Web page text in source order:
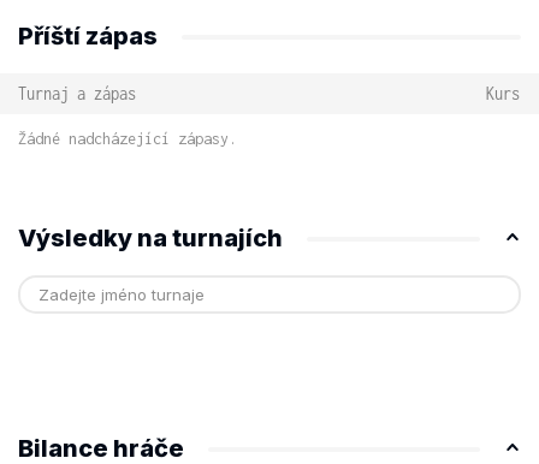
Příští zápas
Turnaj a zápas Kurs
Žádné nadcházející zápasy.
Výsledky na turnajích
Bilance hráče